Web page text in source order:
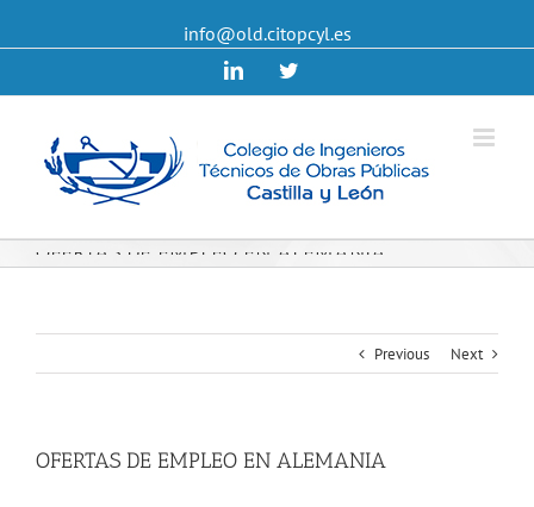
info@old.citopcyl.es
LinkedinTwitter
OFERTAS DE EMPLEO EN ALEMANIA
Previous Next
OFERTAS DE EMPLEO EN ALEMANIA